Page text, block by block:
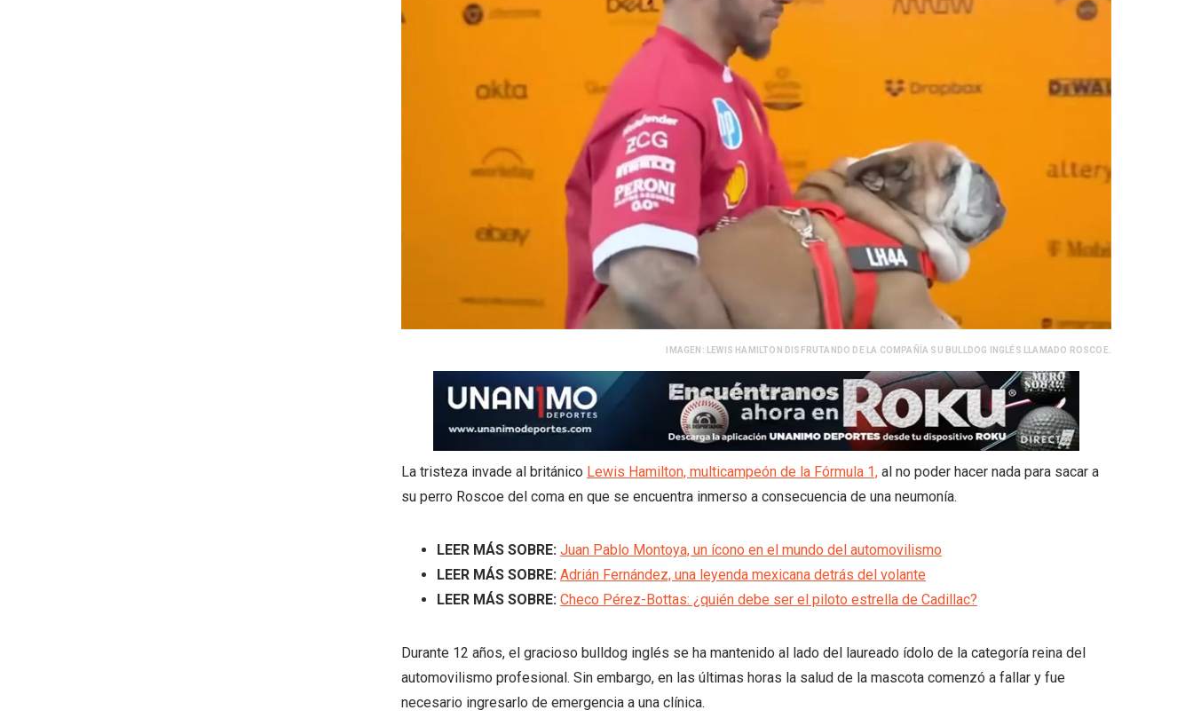
IMAGEN: LEWIS HAMILTON DISFRUTANDO DE LA COMPAÑÍA SU BULLDOG INGLÉS LLAMADO ROSCOE.
La tristeza invade al británico Lewis Hamilton, multicampeón de la Fórmula 1, al no poder hacer nada para sacar a
su perro Roscoe del coma en que se encuentra inmerso a consecuencia de una neumonía.
LEER MÁS SOBRE: Juan Pablo Montoya, un ícono en el mundo del automovilismo
LEER MÁS SOBRE: Adrián Fernández, una leyenda mexicana detrás del volante
LEER MÁS SOBRE: Checo Pérez-Bottas: ¿quién debe ser el piloto estrella de Cadillac?
Durante 12 años, el gracioso bulldog inglés se ha mantenido al lado del laureado ídolo de la categoría reina del
automovilismo profesional. Sin embargo, en las últimas horas la salud de la mascota comenzó a fallar y fue
necesario ingresarlo de emergencia a una clínica.